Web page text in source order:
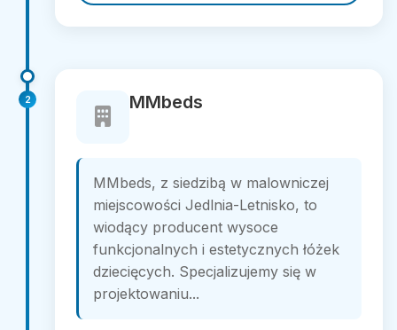
2 MMbeds
MMbeds, z siedzibą w malowniczej
miejscowości Jedlnia-Letnisko, to
wiodący producent wysoce
funkcjonalnych i estetycznych łóżek
dziecięcych. Specjalizujemy się w
projektowaniu...